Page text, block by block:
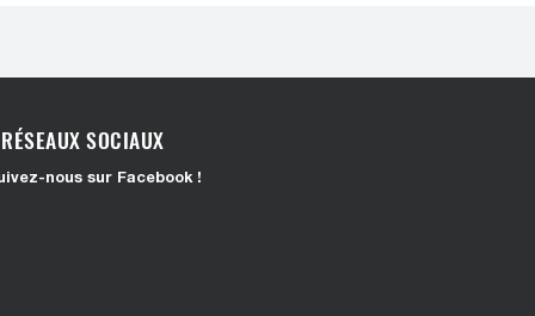
RÉSEAUX SOCIAUX
nous sur Facebook !